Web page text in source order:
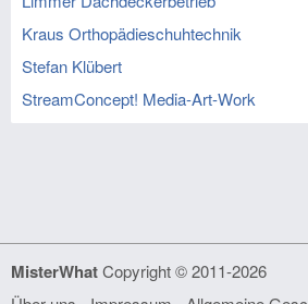
Kraus Orthopädieschuhtechnik
Stefan Klübert
StreamConcept! Media-Art-Work
MisterWhatCopyright © 2011-2026